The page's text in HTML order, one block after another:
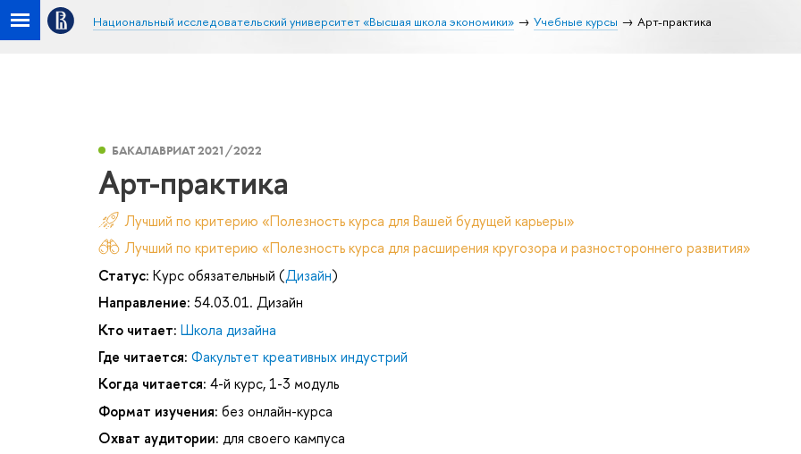
Национальный исследовательский университет «Высшая школа экономики» Учебные курсы Арт-практика
БАКАЛАВРИАТ 2021/2022
Арт-практика
Лучший по критерию «Полезность курса для Вашей будущей карьеры»
Лучший по критерию «Полезность курса для расширения кругозора и разностороннего развития»
Статус: Курс обязательный (Дизайн)
Направление: 54.03.01. Дизайн
Кто читает: Школа дизайна
Где читается: Факультет креативных индустрий
Когда читается: 4-й курс, 1-3 модуль
Формат изучения: без онлайн-курса
Охват аудитории: для своего кампуса